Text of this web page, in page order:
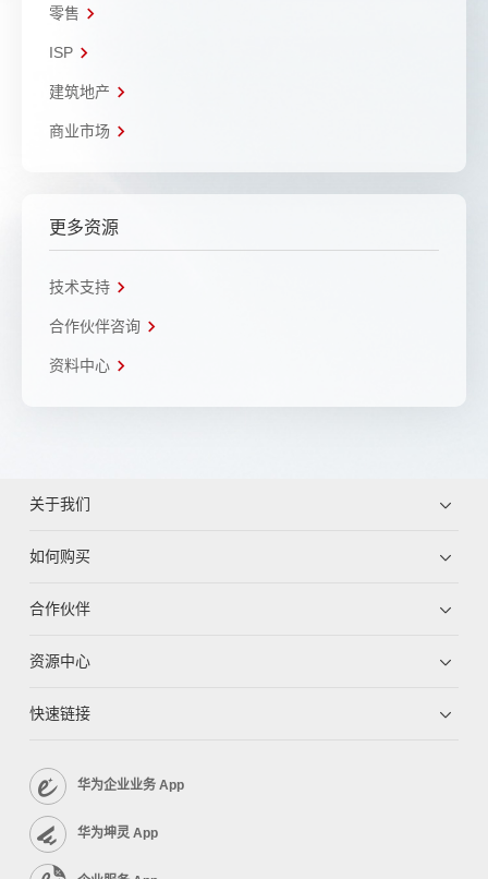
零售
ISP
建筑地产
商业市场
更多资源
技术支持
合作伙伴咨询
资料中心
关于我们
如何购买
合作伙伴
资源中心
快速链接
华为企业业务 App
华为坤灵 App